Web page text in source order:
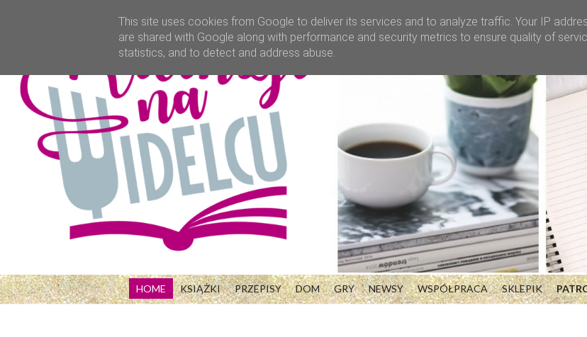
HOME KSIĄŻKI PRZEPISY DOM GRY NEWSY WSPÓŁPRACA SKLEPIK
This site uses cookies from Google to deliver its services and to analyze traffic. Your IP
are shared with Google along with performance and security metrics to ensure quality of
statistics, and to detect and address abuse.